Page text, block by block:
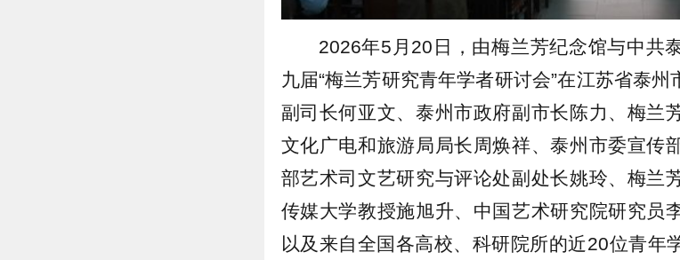
2026年5月20日，由梅兰芳纪念馆与中共
九届“梅兰芳研究青年学者研讨会”在江苏省泰
副司长何亚文、泰州市政府副市长陈力、梅兰
文化广电和旅游局局长周焕祥、泰州市委宣传
部艺术司文艺研究与评论处副处长姚玲、梅兰
传媒大学教授施旭升、中国艺术研究院研究员
以及来自全国各高校、科研院所的近20位青年